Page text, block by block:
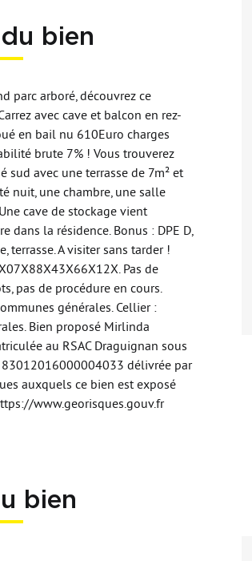
bien
parc arboré, découvrez ce
avec cave et balcon en rez-
en bail nu 610Euro charges
brute 7% ! Vous trouverez
sud avec une terrasse de 7m² et
nuit, une chambre, une salle
cave de stockage vient
dans la résidence. Bonus : DPE D,
terrasse. A visiter sans tarder !
Pas de
pas de procédure en cours.
générales. Cellier :
Bien proposé Mirlinda
au RSAC Draguignan sous
délivrée par
auxquels ce bien est exposé
www.georisques.gouv.fr
bien